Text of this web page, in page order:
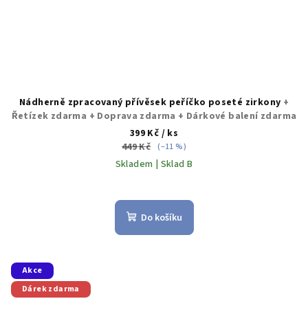
Nádherně zpracovaný přívěsek peříčko poseté zirkony +
Řetízek zdarma + Doprava zdarma + Dárkové balení zdarma
399 Kč / ks
449 Kč (–11 %)
Skladem | Sklad B
Do košíku
Akce
Dárek zdarma